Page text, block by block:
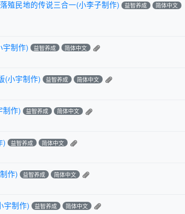
殖民地的传说三合一(小李子制作) 益智养成
简体中文
制作) 益智养成 简体中文
小宇制作) 益智养成 简体中文
作) 益智养成 简体中文
) 益智养成 简体中文
作) 益智养成 简体中文
制作) 益智养成 简体中文